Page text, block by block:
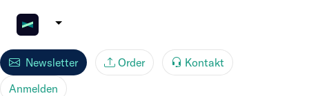
Newsletter Order
Kontakt
Anmelden